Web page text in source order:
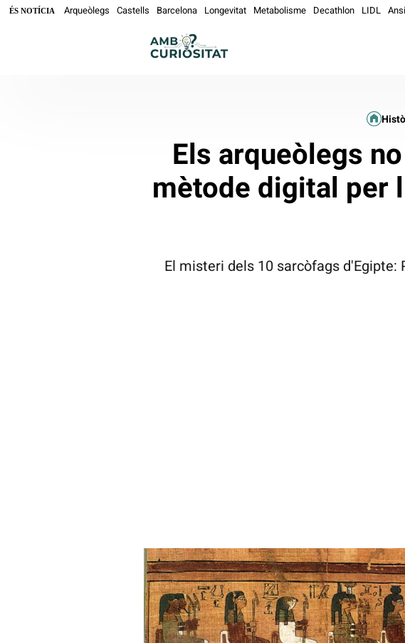
ÉS NOTÍCIA Arqueòlegs Castells Barcelona Longevitat Metabolisme Decathlon LIDL
Els arqueòlegs
mètode digital per
El misteri dels 10 sarcòfags